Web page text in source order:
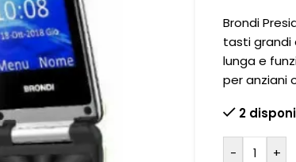
Brondi
tasti grandi
lunga e
per anziani
2
- +